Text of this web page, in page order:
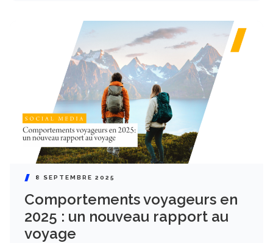
8 SEPTEMBRE 2025
Comportements voyageurs en
2025 : un nouveau rapport au
voyage